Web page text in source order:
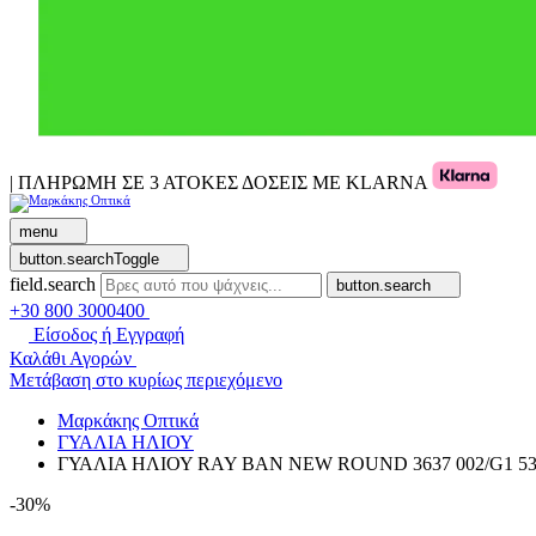
| ΠΛΗΡΩΜΗ ΣΕ 3 ΑΤΟΚΕΣ ΔΟΣΕΙΣ ΜΕ KLARNA
menu
button.searchToggle
field.search button.search
+30 800 3000400
Είσοδος ή Εγγραφή
Καλάθι Αγορών
Μετάβαση στο κυρίως περιεχόμενο
Μαρκάκης Οπτικά
ΓΥΑΛΙΑ ΗΛΙΟΥ
ΓΥΑΛΙΑ ΗΛΙΟΥ RAY BAN NEW ROUND 3637 002/G1
-30%